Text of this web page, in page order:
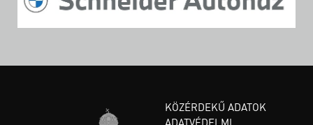
KÖZÉRDEKŰ ADATOK
ADATVÉDELMI